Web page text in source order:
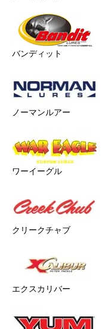
バンディット
ノーマンルアー
ワーイーグル
クリークチャブ
エクスカリバー